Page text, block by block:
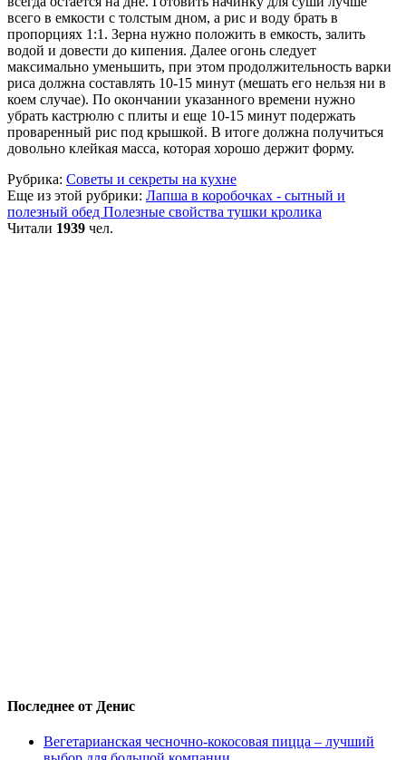
всего в емкости с толстым дном, а рис и воду брать в
пропорциях 1:1. Зерна нужно положить в емкость, залить
водой и довести до кипения. Далее огонь следует
максимально уменьшить, при этом продолжительность варки
риса должна составлять 10-15 минут (мешать его нельзя ни в
коем случае). По окончании указанного времени нужно
убрать кастрюлю с плиты и еще 10-15 минут подержать
проваренный рис под крышкой. В итоге должна получиться
довольно клейкая масса, которая хорошо держит форму.
Рубрика: Советы и секреты на кухне
Еще из этой рубрики: Лапша в коробочках - сытный и
полезный обед Полезные свойства тушки кролика
Читали 1939 чел.
Последнее от Денис
Вегетарианская чесночно-кокосовая пицца – лучший